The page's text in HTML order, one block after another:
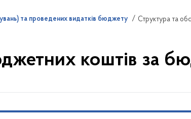
та проведених видатків бюджету Структура та
коштів за